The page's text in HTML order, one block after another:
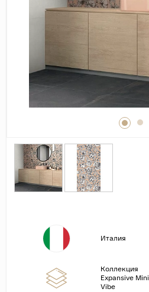
Италия
Коллекция
Expansive Mini
Vibe